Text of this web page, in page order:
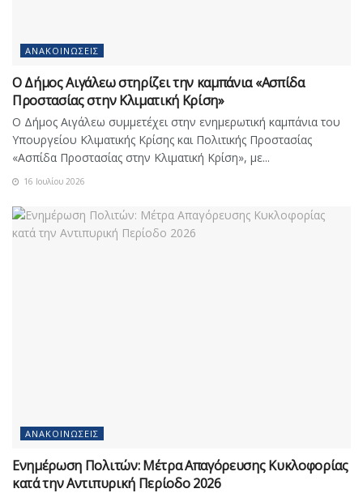
ΑΝΑΚΟΙΝΏΣΕΙΣ
Ο Δήμος Αιγάλεω στηρίζει την καμπάνια «Ασπίδα
Προστασίας στην Κλιματική Κρίση»
Ο Δήμος Αιγάλεω συμμετέχει στην ενημερωτική καμπάνια του
Υπουργείου Κλιματικής Κρίσης και Πολιτικής Προστασίας
«Ασπίδα Προστασίας στην Κλιματική Κρίση», με...
16 Ιουλίου 2026
ΑΝΑΚΟΙΝΏΣΕΙΣ
Ενημέρωση Πολιτών: Μέτρα Απαγόρευσης Κυκλοφορίας
κατά την Αντιπυρική Περίοδο 2026